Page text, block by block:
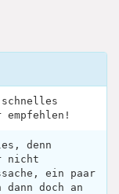
empfehlen!
denn
nicht
ein paar
dann doch an